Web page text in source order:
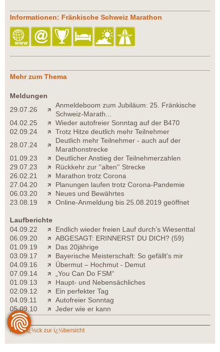
Informationen: Fränkische Schweiz Marathon
Mehr zum Thema
Meldungen
29.07.26
Anmeldeboom zum Jubiläum: 25. Fränkische
Schweiz-Marath...
04.02.25
Wieder autofreier Sonntag auf der B470
02.09.24
Trotz Hitze deutlich mehr Teilnehmer
28.07.24
Deutlich mehr Teilnehmer - auch auf der
Marathonstrecke
01.09.23
Deutlicher Anstieg der Teilnehmerzahlen
29.07.23
Rückkehr zur ''alten'' Strecke
26.02.21
Marathon trotz Corona
27.04.20
Planungen laufen trotz Corona-Pandemie
06.03.20
Neues und Bewährtes
23.08.19
Online-Anmeldung bis 25.08.2019 geöffnet
Laufberichte
04.09.22
Endlich wieder freien Lauf durch’s Wiesenttal
06.09.20
ABGESAGT: ERINNERST DU DICH? (59)
01.09.19
Das 20jährige
03.09.17
Bayerische Meisterschaft: So gefällt's mir
04.09.16
Übermut – Hochmut - Demut
07.09.14
„You Can Do FSM“
01.09.13
Haupt- und Nebensächliches
02.09.12
Ein perfekter Tag
04.09.11
Autofreier Sonntag
05.09.10
Jeder wie er kann
zurï¿½ck zur ï¿½bersicht